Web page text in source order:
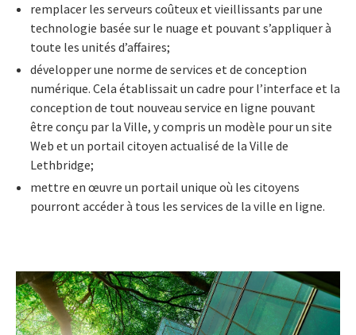
remplacer les serveurs coûteux et vieillissants par une
technologie basée sur le nuage et pouvant s’appliquer à
toute les unités d’affaires;
développer une norme de services et de conception
numérique. Cela établissait un cadre pour l’interface et la
conception de tout nouveau service en ligne pouvant
être conçu par la Ville, y compris un modèle pour un site
Web et un portail citoyen actualisé de la Ville de
Lethbridge;
mettre en œuvre un portail unique où les citoyens
pourront accéder à tous les services de la ville en ligne.